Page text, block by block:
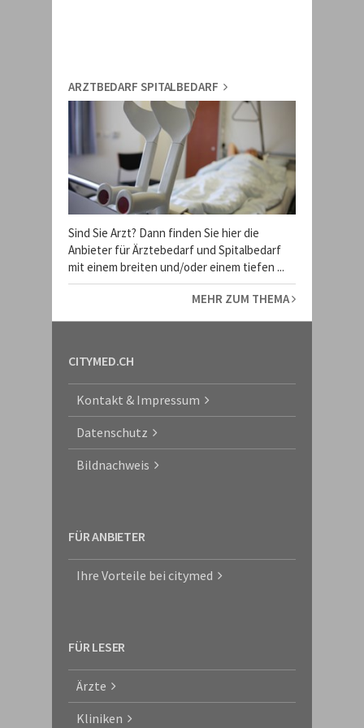
ARZTBEDARF SPITALBEDARF
Sind Sie Arzt? Dann finden Sie hier die
Anbieter für Ärztebedarf und Spitalbedarf
mit einem breiten und/oder einem tiefen ...
MEHR ZUM THEMA
CITYMED.CH
Kontakt & Impressum
Datenschutz
Bildnachweis
FÜR ANBIETER
Ihre Vorteile bei citymed
FÜR LESER
Ärzte
Kliniken